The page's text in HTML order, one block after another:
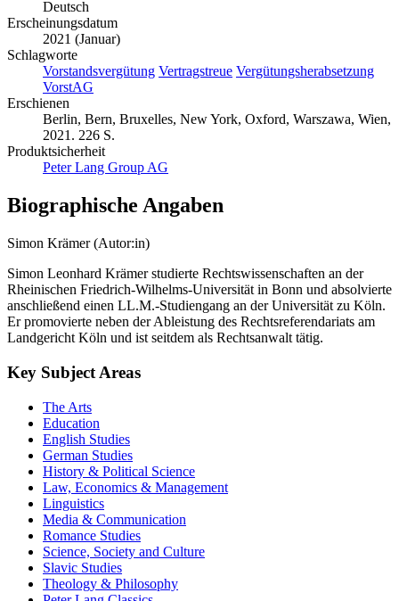
10.3726/b17812
Sprache
Deutsch
Erscheinungsdatum
2021 (Januar)
Schlagworte
Vorstandsvergütung Vertragstreue Vergütungsherabsetzung
VorstAG
Erschienen
Berlin, Bern, Bruxelles, New York, Oxford, Warszawa, Wien,
Produktsicherheit
Peter Lang Group AG
Biographische Angaben
Simon Krämer (Autor:in)
Simon Leonhard Krämer studierte Rechtswissenschaften an der
Rheinischen Friedrich-Wilhelms-Universität in Bonn und absolvierte
Er promovierte neben der Ableistung des Rechtsreferendariats am
Landgericht Köln und ist seitdem als Rechtsanwalt tätig.
Key Subject Areas
The Arts
Education
English Studies
German Studies
History & Political Science
Law, Economics & Management
Linguistics
Media & Communication
Romance Studies